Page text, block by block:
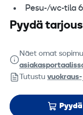
Pesu-/wc-tila
Pyydä tarjous
Näet omat
Tutustu